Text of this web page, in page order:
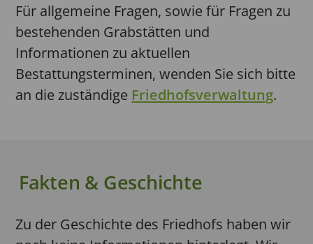
Für allgemeine Fragen, sowie für Fragen zu
bestehenden Grabstätten und
Informationen zu aktuellen
Bestattungsterminen, wenden Sie sich bitte
an die zuständige Friedhofsverwaltung.
Fakten & Geschichte
Zu der Geschichte des Friedhofs haben wir